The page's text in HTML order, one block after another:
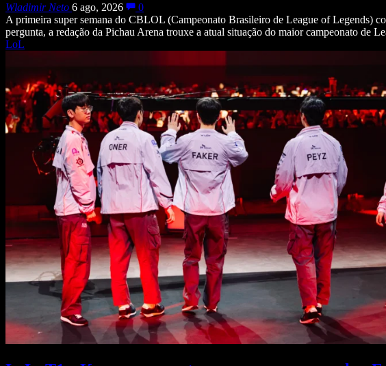
Wladimir Neto 6 ago, 2026
0
A primeira super semana do CBLOL (Campeonato Brasileiro de League of Legends)
pergunta, a redação da Pichau Arena trouxe a atual situação do maior campeonato
LoL